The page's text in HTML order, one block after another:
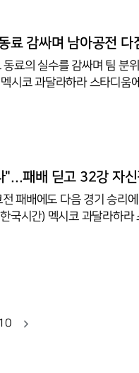
적인 공격수로 성장시킨 명
료 감싸며 남아공전 다
료의 실수를 감싸며 팀 분
시코 과달라하라 스타디움
골키퍼 김승규가 이기혁과
지 않게 여기고 다음 경기에
"...패배 딛고 32강 자
패배에도 다음 경기 승리
국시간) 멕시코 과달라하라
끝난 지금 상황이 더 좋다"